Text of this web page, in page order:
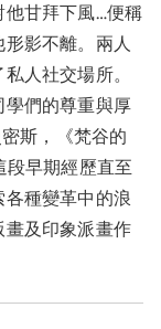
他甘拜下風…便稱
影不離。兩人
人社交場所。
們的尊重與厚
斯，《梵谷的
段早期經歷直至
種變革中的浪
及印象派畫作